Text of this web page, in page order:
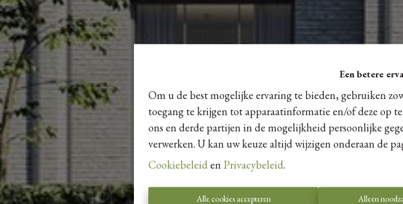
Een betere
Om u de best mogelijke ervaring te bieden, gebruiken
toegang te krijgen tot apparaatinformatie en/of deze op
ons en derde partijen in de mogelijkheid persoonlijke
verwerken. U kan uw keuze altijd wijzigen onderaan de
Cookiebeleid en Privacybeleid.
Alle cookies accepteren Alleen